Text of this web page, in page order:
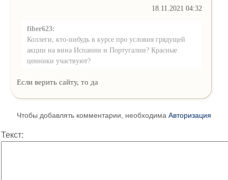
18.11.2021 04:32
fiber623:
Коллеги, кто-нибудь в курсе про условия грядущей
акции на вина Испании и Португалии? Красные
ценники участвуют?
Если верить сайту, то да
Чтобы добавлять комментарии, необходима Авторизация
Текст: